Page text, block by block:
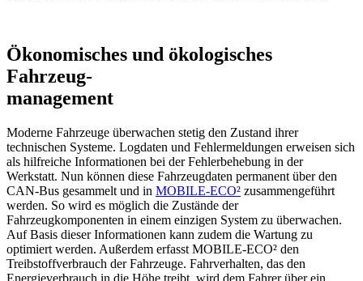
Ökonomisches und ökologisches
Fahrzeug-
management
Moderne Fahrzeuge überwachen stetig den Zustand ihrer
technischen Systeme. Logdaten und Fehlermeldungen erweisen sich
als hilfreiche Informationen bei der Fehlerbehebung in der
Werkstatt. Nun können diese Fahrzeugdaten permanent über den
CAN-Bus gesammelt und in MOBILE-ECO² zusammengeführt
werden. So wird es möglich die Zustände der
Fahrzeugkomponenten in einem einzigen System zu überwachen.
Auf Basis dieser Informationen kann zudem die Wartung zu
optimiert werden. Außerdem erfasst MOBILE-ECO² den
Treibstoffverbrauch der Fahrzeuge. Fahrverhalten, das den
Energieverbrauch in die Höhe treibt, wird dem Fahrer über ein